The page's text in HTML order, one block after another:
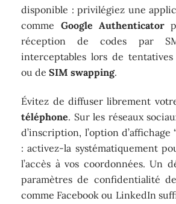
disponible : privilégiez une
comme Google Authenticator
réception de codes par
interceptables lors de tentatives
ou deSIM swapping.
Évitez de diffuser librement
téléphone. Sur les réseaux
d’inscription, l’option d’affichage
: activez-la systématiquement
l’accès à vos coordonnées. Un
paramètres de confidentialité
comme Facebook ou LinkedIn